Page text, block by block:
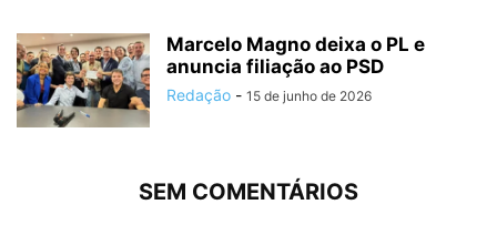
Marcelo Magno deixa o PL e
anuncia filiação ao PSD
Redação - 15 de junho de 2026
SEM COMENTÁRIOS